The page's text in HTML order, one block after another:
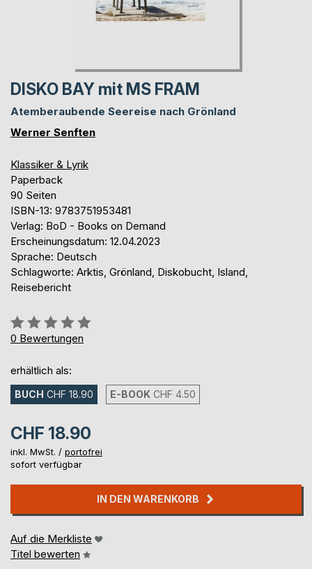
DISKO BAY mit MS FRAM
Atemberaubende Seereise nach Grönland
Werner Senften
Klassiker & Lyrik
Paperback
90 Seiten
ISBN-13: 9783751953481
Verlag: BoD - Books on Demand
Erscheinungsdatum: 12.04.2023
Sprache: Deutsch
Schlagworte: Arktis, Grönland, Diskobucht, Island,
Reisebericht
Bewertung::
0%
0 Bewertungen
erhältlich als:
BUCH CHF 18.90 E-BOOK CHF 4.50
CHF 18.90
inkl. MwSt. / portofrei
sofort verfügbar
IN DEN WARENKORB
Auf die Merkliste
Titel bewerten